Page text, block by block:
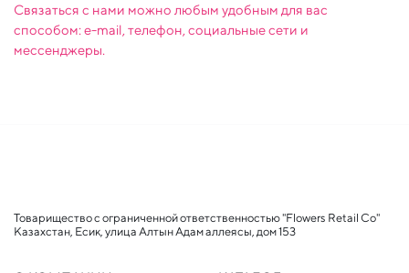
Связаться с нами можно любым удобным для вас
способом: e-mail, телефон, социальные сети и
мессенджеры.
Товарищество с ограниченной ответственностью "Flowers Retail Co"
Казахстан, Есик, улица Алтын Адам аллеясы, дом 153